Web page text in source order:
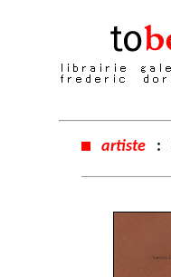
artiste :